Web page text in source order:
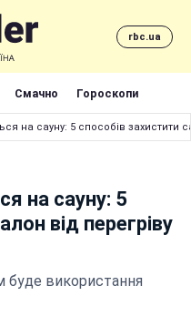
rbc.ua
Смачно Гороскопи
на сауну: 5 способів захистити
на сауну: 5
від перегріву
буде використання